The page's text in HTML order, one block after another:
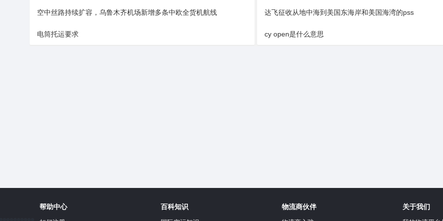
空中丝路持续扩容，乌鲁木齐机场新增多条中欧全货机航线
电筒托运要求
达飞征收从地中海到美国东海岸和美国海湾的pss
cy open是什么意思
帮助中心 百科知识 物流商伙伴 关于我们